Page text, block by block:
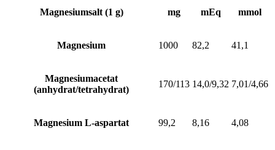
Magnesiumsalt (1 g) mg mEq mmol
Magnesium 1000 82,2 41,1
Magnesiumacetat
(anhydrat/tetrahydrat)
170/113 14,0/9,32 7,01/4,66
Magnesium L-aspartat 99,2 8,16 4,08